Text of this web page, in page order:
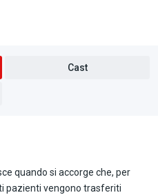
Cast
quando si accorge che, per
pazienti vengono trasferiti